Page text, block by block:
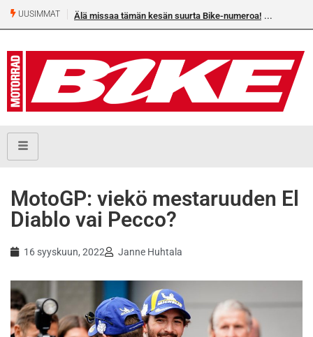
UUSIMMAT Älä missaa tämän kesän suurta Bike-numeroa!
MotoGP: viekö mestaruuden El
Diablo vai Pecco?
16 syyskuun, 2022 Janne Huhtala